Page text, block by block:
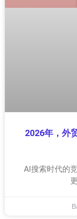
2026年，外
AI搜索时代的